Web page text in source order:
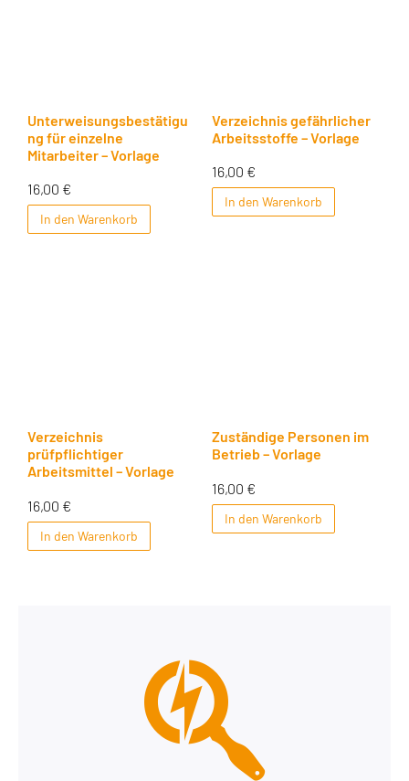
Unterweisungsbestätigu
ng für einzelne
Mitarbeiter – Vorlage
16,00 €
In den Warenkorb
Verzeichnis gefährlicher
Arbeitsstoffe – Vorlage
16,00 €
In den Warenkorb
Verzeichnis
prüfpflichtiger
Arbeitsmittel – Vorlage
16,00 €
In den Warenkorb
Zuständige Personen im
Betrieb – Vorlage
16,00 €
In den Warenkorb